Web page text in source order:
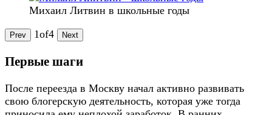
Михаил Литвин в школьные годы
Prev 1of4 Next
Первые шаги
После переезда в Москву начал активно развивать
свою блогерскую деятельность, которая уже тогда